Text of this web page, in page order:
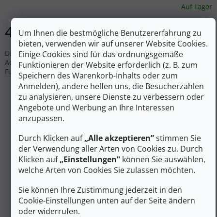
Um Ihnen die bestmögliche Benutzererfahrung zu
bieten, verwenden wir auf unserer Website Cookies.
Einige Cookies sind für das ordnungsgemäße
Funktionieren der Website erforderlich (z. B. zum
Speichern des Warenkorb-Inhalts oder zum
Anmelden), andere helfen uns, die Besucherzahlen
zu analysieren, unsere Dienste zu verbessern oder
Angebote und Werbung an Ihre Interessen
anzupassen.
Durch Klicken auf„Alle akzeptieren”stimmen Sie
der Verwendung aller Arten von Cookies zu. Durch
Klicken auf„Einstellungen” können Sie auswählen,
welche Arten von Cookies Sie zulassen möchten.
Sie können Ihre Zustimmung jederzeit in den
Cookie-Einstellungen unten auf der Seite ändern
oder widerrufen.
Auf Lager
40 € In den Warenkorb
Das Victorinox-Taschenmesser ist nicht nur ein elegantes
Accessoire, sondern auch ein vollwertiges Werkzeug mit 14
Funktionen.